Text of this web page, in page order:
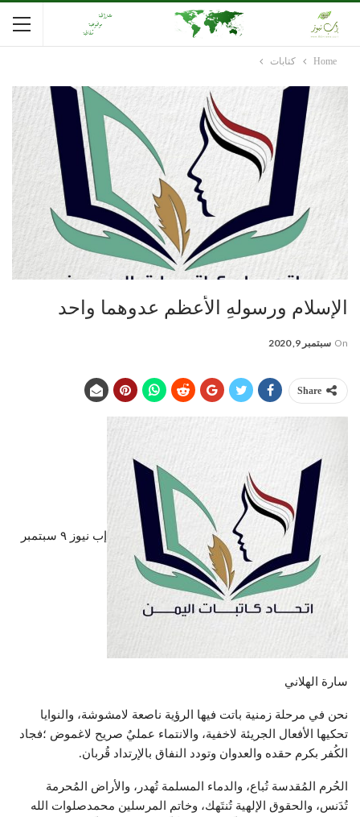
Home كتابات
الإسلام ورسولهِ الأعظم عدوهما واحد
On سبتمبر 9, 2020
Share
إب نيوز ٩ سبتمبر
سارة الهلاني
نحن في مرحلة زمنية باتت فيها الرؤية ناصعة لامشوشة، والنوايا
تحكيها الأفعال الجريئة لاخفية، والانتماء عمليٌ صريح لاغموض ؛فجاد
الكُفر بكرم حقده والعدوان وتودد النفاق بالإرتداد قُربان.
الحُرم المُقدسة تُباع، والدماء المسلمة تُهدر، والأراض المُحرمة
تُدَنس، والحقوق الإلهية تُنتَهك، وخاتم المرسلين محمدصلوات الله